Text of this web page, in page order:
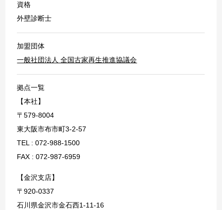
資格
外壁診断士
加盟団体
一般社団法人 全国古家再生推進協議会
拠点一覧
【本社】
〒579-8004
東大阪市布市町3-2-57
TEL : 072-988-1500
FAX : 072-987-6959
【金沢支店】
〒920-0337
石川県金沢市金石西1-11-16